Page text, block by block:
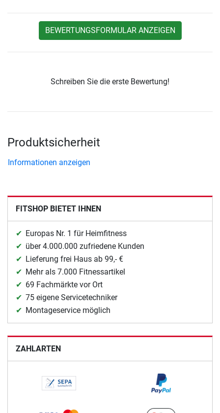
BEWERTUNGSFORMULAR ANZEIGEN
Schreiben Sie die erste Bewertung!
Produktsicherheit
Informationen anzeigen
FITSHOP BIETET IHNEN
Europas Nr. 1 für Heimfitness
über 4.000.000 zufriedene Kunden
Lieferung frei Haus ab 99,- €
Mehr als 7.000 Fitnessartikel
69 Fachmärkte vor Ort
75 eigene Servicetechniker
Montageservice möglich
ZAHLARTEN